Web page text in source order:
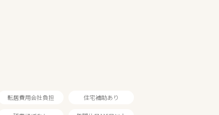
転居費用会社負担 住宅補助あり